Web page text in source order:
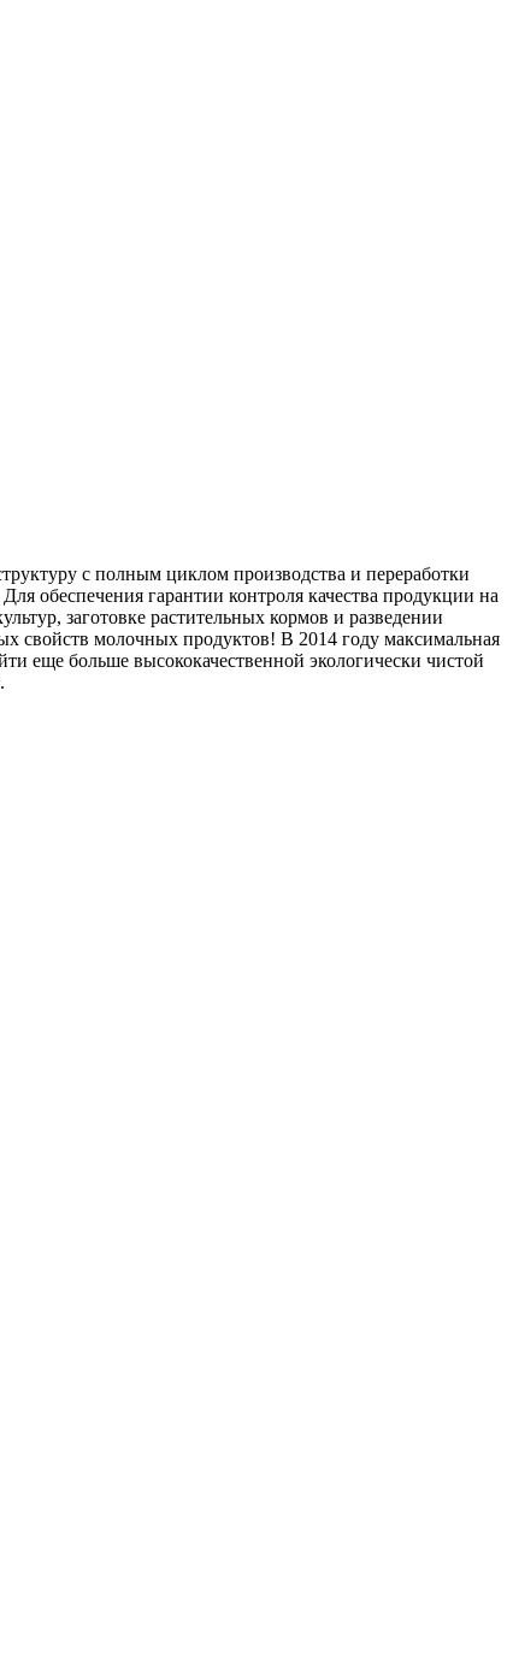
с полным циклом производства и переработки
обеспечения гарантии контроля качества продукции на
заготовке растительных кормов и разведении
свойств молочных продуктов! В 2014 году максимальная
еще больше высококачественной экологически чистой